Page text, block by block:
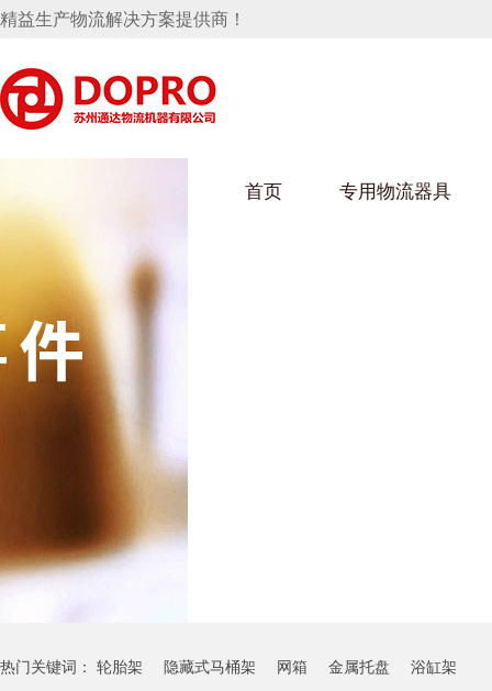
精益生产物流解决方案提供商！
首页 专用物流器具
麻豆天美在线观看架
速箱托盘 保险杠料架
冲压件料架
消声器料架
手推车
气瓶料架
藏式马桶水箱支架
汽车行业
热门关键词： 轮胎架 隐藏式马桶架 网箱 金属托盘 浴缸架